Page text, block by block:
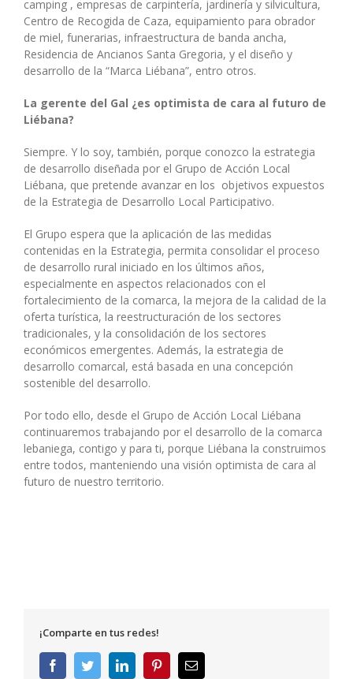
camping , empresas de carpintería, jardinería y silvicultura,
Centro de Recogida de Caza, equipamiento para obrador
de miel, funerarias, infraestructura de banda ancha,
Residencia de Ancianos Santa Gregoria, y el diseño y
desarrollo de la “Marca Liébana”, entro otros.
La gerente del Gal ¿es optimista de cara al futuro de
Liébana?
Siempre. Y lo soy, también, porque conozco la estrategia
de desarrollo diseñada por el Grupo de Acción Local
Liébana, que pretende avanzar en los objetivos expuestos
de la Estrategia de Desarrollo Local Participativo.
El Grupo espera que la aplicación de las medidas
contenidas en la Estrategia, permita consolidar el proceso
de desarrollo rural iniciado en los últimos años,
especialmente en aspectos relacionados con el
fortalecimiento de la comarca, la mejora de la calidad de la
oferta turística, la reestructuración de los sectores
tradicionales, y la consolidación de los sectores
económicos emergentes. Además, la estrategia de
desarrollo comarcal, está basada en una concepción
sostenible del desarrollo.
Por todo ello, desde el Grupo de Acción Local Liébana
continuaremos trabajando por el desarrollo de la comarca
lebaniega, contigo y para ti, porque Liébana la construimos
entre todos, manteniendo una visión optimista de cara al
futuro de nuestro territorio.
¡Comparte en tus redes!
FacebookTwitterLinkedInPinterestCorreo